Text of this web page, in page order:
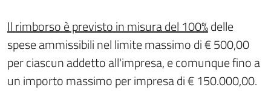
Il rimborso è previsto in misura del 100%delle
spese ammissibili nel limite massimo di € 500,00
per ciascun addetto all'impresa, e comunque fino a
un importo massimo per impresa di € 150.000,00.